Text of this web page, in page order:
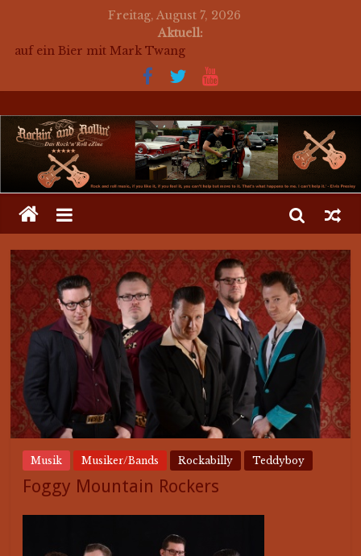
Freitag, August 7, 2026
Aktuell:
auf ein Bier mit Mark Twang
auf ein Bier mit Mason Dixon Hobos
auf ein Bier mit The Jets
Mosaik Massaker – Mosaikkunst aus dem Bereich
Rockabilly, Kustom Kultur und der Hot Rod Szene
Musik Musiker/Bands Rockabilly Teddyboy
Foggy Mountain Rockers